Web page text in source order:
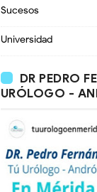
Sucesos
Universidad
DR PEDRO
URÓLOGO -